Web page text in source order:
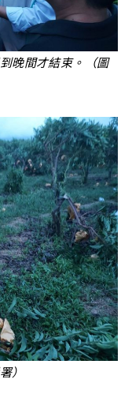
晚間才結束。（圖
）